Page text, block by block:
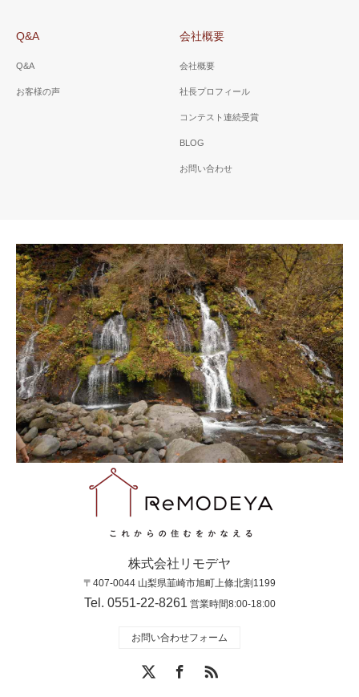
Q&A
Q&A
お客様の声
会社概要
会社概要
社長プロフィール
コンテスト連続受賞
BLOG
お問い合わせ
株式会社リモデヤ
〒407-0044 山梨県韮崎市旭町上條北割1199
Tel. 0551-22-8261 営業時間8:00-18:00
お問い合わせフォーム
RSS